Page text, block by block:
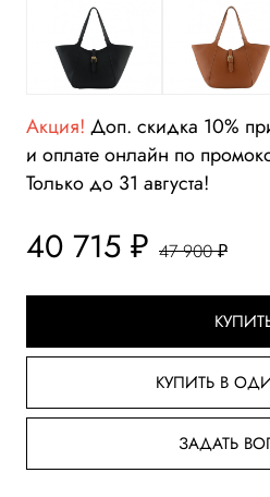
Акция! Доп. скидка 10%
и оплате онлайн по
Только до 31 августа!
40 715 ₽ 47 900 ₽
КУПИТЬ В
ЗАДАТЬ